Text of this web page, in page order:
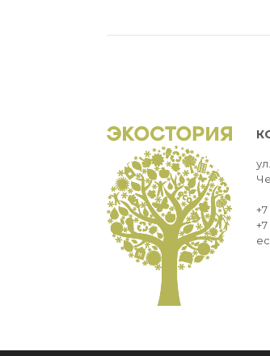
+7
+7